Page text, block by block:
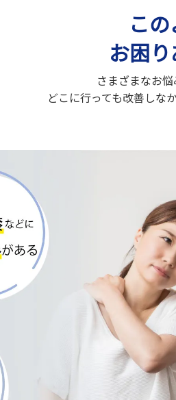
こ
お困
さまざまなお悩
どこに行っても改善しな